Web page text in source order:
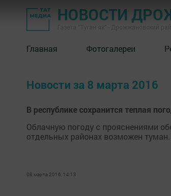
НОВОСТИ
Главная Фотогалереи
Новости за 8 марта 2016
В республике сохранится теплая
Облачную погоду с прояснениями
отдельных районах возможен
08 марта 2016, 14:13